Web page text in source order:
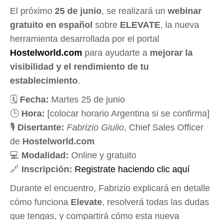
El próximo 25 de junio, se realizará un webinar
gratuito en español sobre ELEVATE, la nueva
herramienta desarrollada por el portal
Hostelworld.com para ayudarte a mejorar la
visibilidad y el rendimiento de tu
establecimiento.
🗓 Fecha: Martes 25 de junio
🕒 Hora: [colocar horario Argentina si se confirma]
🎙 Disertante: Fabrizio Giulio, Chief Sales Officer
de Hostelworld.com
💻 Modalidad: Online y gratuito
🔗 Inscripción: Registrate haciendo clic aquí
Durante el encuentro, Fabrizio explicará en detalle
cómo funciona Elevate, resolverá todas las dudas
que tengas, y compartirá cómo esta nueva